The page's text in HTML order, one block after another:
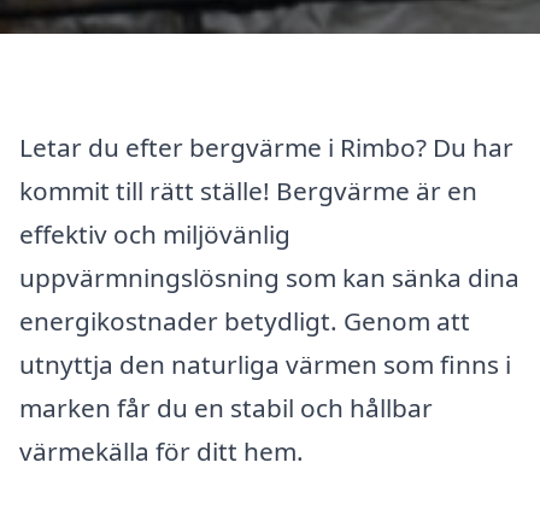
Letar du efter bergvärme i Rimbo? Du har
kommit till rätt ställe! Bergvärme är en
effektiv och miljövänlig
uppvärmningslösning som kan sänka dina
energikostnader betydligt. Genom att
utnyttja den naturliga värmen som finns i
marken får du en stabil och hållbar
värmekälla för ditt hem.